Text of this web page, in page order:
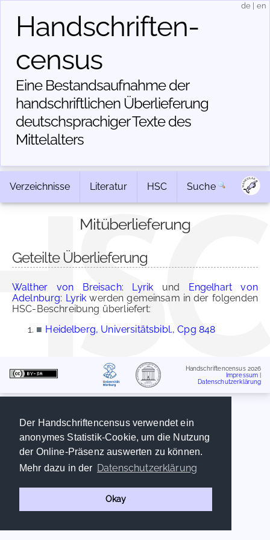
Der Handschriftencensus verwendet ein
anonymes Statistik-Cookie, um die Nutzung
der Online-Präsenz auswerten zu können.
Mehr dazu in der Datenschutzerklärung
Okay
Handschriften­
census
Eine Bestandsaufnahme der
handschriftlichen Über­lieferung
deutschsprachiger Texte des
Mittelalters
de en
Verzeichnisse Literatur HSC Suche
Mitüberlieferung
Geteilte Überlieferung
Walther von Breisach: Lyrikund Engelhart von
Adelnburg: Lyrik werden gemeinsam in der folgenden
HSC-Beschreibung überliefert:
■ Heidelberg, Universitätsbibl., Cpg 848
Handschriftencensus 2026
Impressum
Datenschutzerklärung